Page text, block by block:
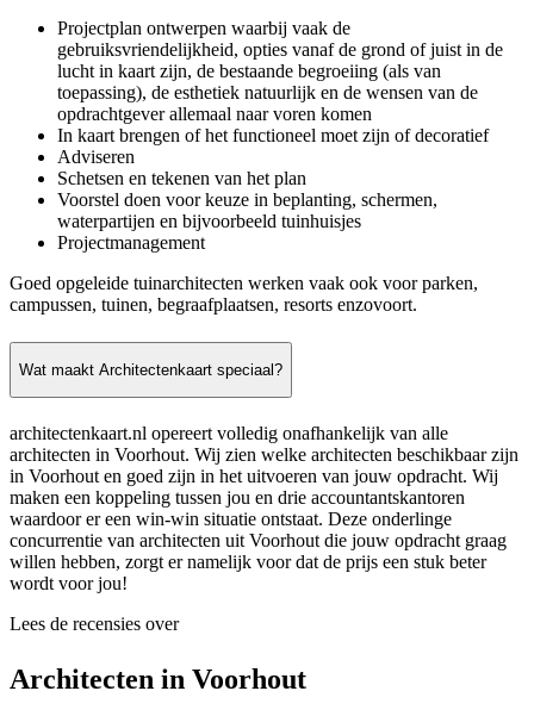
Projectplan ontwerpen waarbij vaak de
gebruiksvriendelijkheid, opties vanaf de grond of juist in de
lucht in kaart zijn, de bestaande begroeiing (als van
toepassing), de esthetiek natuurlijk en de wensen van de
opdrachtgever allemaal naar voren komen
In kaart brengen of het functioneel moet zijn of decoratief
Adviseren
Schetsen en tekenen van het plan
Voorstel doen voor keuze in beplanting, schermen,
waterpartijen en bijvoorbeeld tuinhuisjes
Projectmanagement
Goed opgeleide tuinarchitecten werken vaak ook voor parken,
campussen, tuinen, begraafplaatsen, resorts enzovoort.
Wat maakt Architectenkaart speciaal?
architectenkaart.nl opereert volledig onafhankelijk van alle
architecten in Voorhout. Wij zien welke architecten beschikbaar zijn
in Voorhout en goed zijn in het uitvoeren van jouw opdracht. Wij
maken een koppeling tussen jou en drie accountantskantoren
waardoor er een win-win situatie ontstaat. Deze onderlinge
concurrentie van architecten uit Voorhout die jouw opdracht graag
willen hebben, zorgt er namelijk voor dat de prijs een stuk beter
wordt voor jou!
Lees de recensies over
Architecten in Voorhout